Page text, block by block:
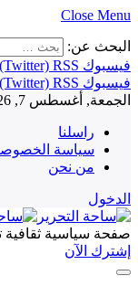
Close Menu
البحث عن:
فيسبوك
(Twitter) RSS
فيسبوك
(Twitter) RSS
الجمعة, أغسطس 7, 2026
راسلنا
سياسة
من نحن
الدخول
صفحة سياسية ثقافية
إشترك الآن